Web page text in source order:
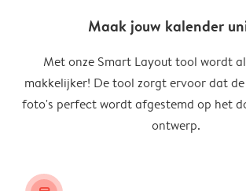
Maak jouw kalender
Met onze Smart Layout tool wordt
makkelijker! De tool zorgt ervoor dat
foto's perfect wordt afgestemd op het
ontwerp.